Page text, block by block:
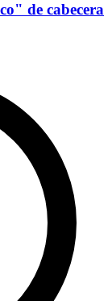
de cabecera